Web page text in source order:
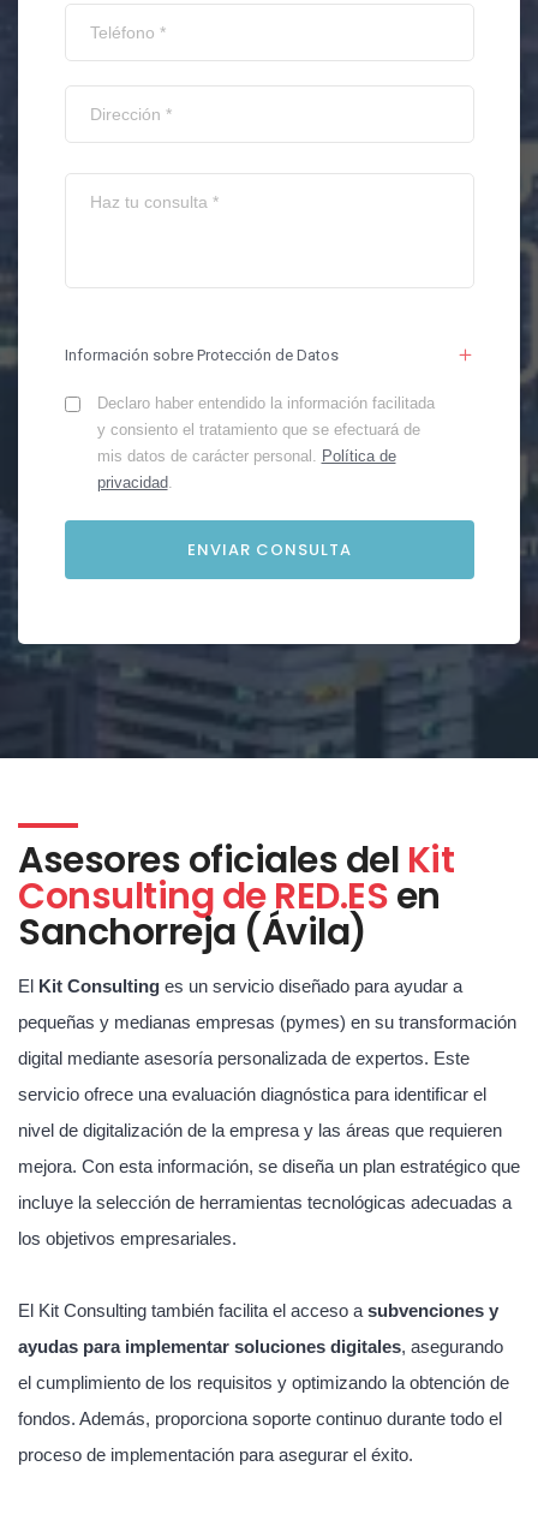
Información sobre Protección de Datos
Declaro haber entendido la información facilitada
y consiento el tratamiento que se efectuará de
mis datos de carácter personal. Política de
privacidad.
Asesores oficiales del Kit
Consulting de RED.ESen
Sanchorreja (Ávila)
El Kit Consulting es un servicio diseñado para ayudar a
pequeñas y medianas empresas (pymes) en su transformación
digital mediante asesoría personalizada de expertos. Este
servicio ofrece una evaluación diagnóstica para identificar el
nivel de digitalización de la empresa y las áreas que requieren
mejora. Con esta información, se diseña un plan estratégico que
incluye la selección de herramientas tecnológicas adecuadas a
los objetivos empresariales.
El Kit Consulting también facilita el acceso a subvenciones y
ayudas para implementar soluciones digitales, asegurando
el cumplimiento de los requisitos y optimizando la obtención de
fondos. Además, proporciona soporte continuo durante todo el
proceso de implementación para asegurar el éxito.